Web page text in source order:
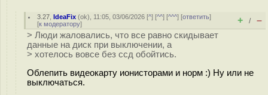
3.27 ,IdeaFix (ok), 11:05, 03/06/2026 [^] [^^] [^^^] [ответить]
[к модератору] + / –
> Люди жаловались, что все равно скидывает
данные на диск при выключении, а
> хотелось вовсе без ссд обойтись.
Облепить видеокарту ионисторами и норм :) Ну или не
выключаться.